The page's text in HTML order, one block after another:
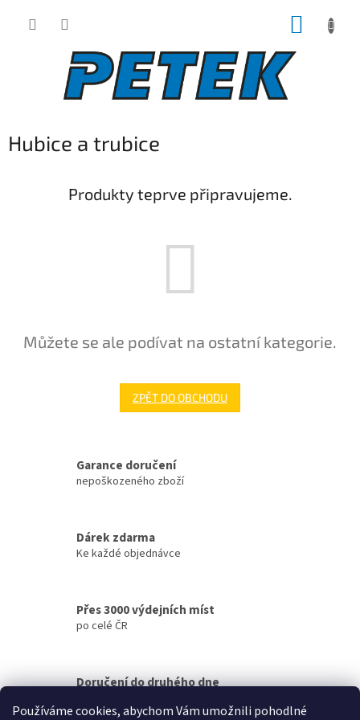
Používáme cookies, abychom Vám umožnili pohodlné
Hubice a trubice
Produkty teprve připravujeme.
Můžete se ale podívat na ostatní kategorie.
ZPĚT DO OBCHODU
Garance doručení
nepoškozeného zboží
Dárek zdarma
Ke každé objednávce
Přes 3000 výdejních míst
po celé ČR
Doručení do druhého dne